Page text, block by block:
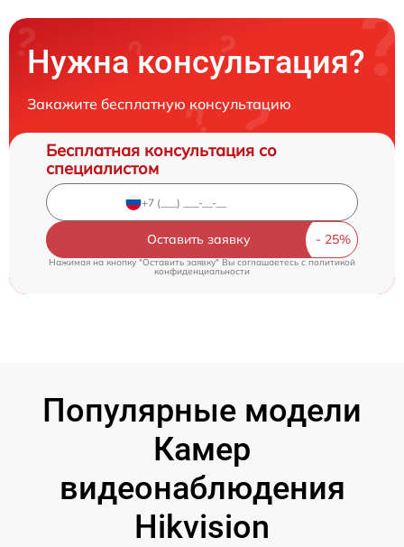
Нужна консультация?
Закажите бесплатную консультацию
Бесплатная консультация со
специалистом
Оставить заявку
Нажимая на кнопку "Оставить заявку" Вы соглашаетесь cполитикой
конфиденциальности
Популярные модели
Камер
видеонаблюдения
Hikvision